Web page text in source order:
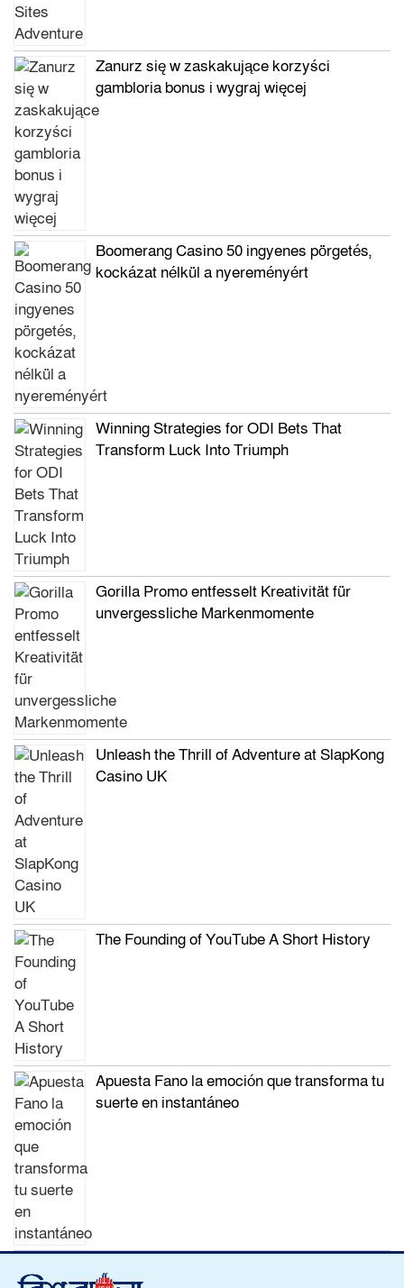
Zanurz się w zaskakujące korzyści
gambloria bonus i wygraj więcej
Boomerang Casino 50 ingyenes pörgetés,
kockázat nélkül a nyereményért
Winning Strategies for ODI Bets That
Transform Luck Into Triumph
Gorilla Promo entfesselt Kreativität für
unvergessliche Markenmomente
Unleash the Thrill of Adventure at SlapKong
Casino UK
The Founding of YouTube A Short History
Apuesta Fano la emoción que transforma tu
suerte en instantáneo